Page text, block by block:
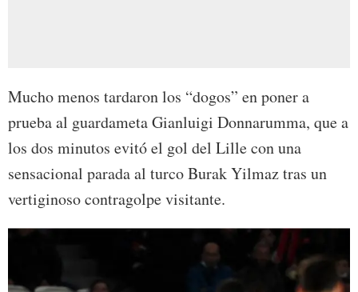
Mucho menos tardaron los “dogos” en poner a
prueba al guardameta Gianluigi Donnarumma, que a
los dos minutos evitó el gol del Lille con una
sensacional parada al turco Burak Yilmaz tras un
vertiginoso contragolpe visitante.